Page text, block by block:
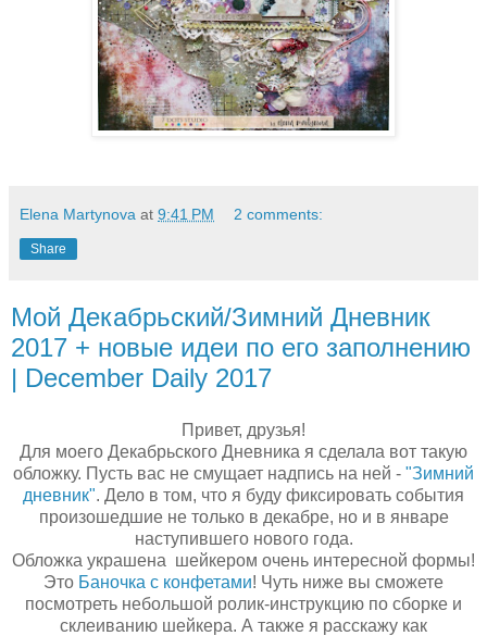
Elena Martynova at 9:41 PM 2 comments:
Share
Мой Декабрьский/Зимний Дневник
2017 + новые идеи по его заполнению
| December Daily 2017
Привет, друзья!
Для моего Декабрьского Дневника я сделала вот такую
обложку. Пусть вас не смущает надпись на ней - "Зимний
дневник". Дело в том, что я буду фиксировать события
произошедшие не только в декабре, но и в январе
наступившего нового года.
Обложка украшена шейкером очень интересной формы!
Это Баночка с конфетами! Чуть ниже вы сможете
посмотреть небольшой ролик-инструкцию по сборке и
склеиванию шейкера. А также я расскажу как